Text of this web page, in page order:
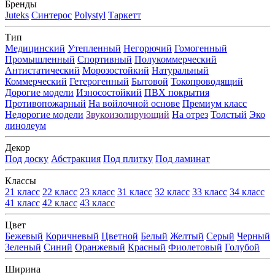
Бренды
Juteks Синтерос Polystyl Таркетт
Тип
Медицинский Утепленный Негорючий Гомогенный
Промышленный Спортивный Полукоммерческий
Антистатический Морозостойкий Натуральный
Коммерческий Гетерогенный Бытовой Токопроводящий
Дорогие модели Износостойкий ПВХ покрытия
Противопожарный На войлочной основе Премиум класс
Недорогие модели Звукоизолирующий На отрез Толстый Эко
линолеум
Декор
Под доску Абстракция Под плитку Под ламинат
Классы
21 класс 22 класс 23 класс 31 класс 32 класс 33 класс 34 класс
41 класс 42 класс 43 класс
Цвет
Бежевый Коричневый Цветной Белый Желтый Серый Черный
Зеленый Синий Оранжевый Красный Фиолетовый Голубой
Ширина